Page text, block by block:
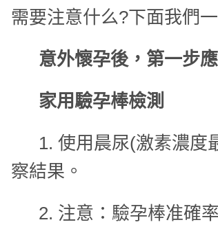
需要注意什么?下面我們
意外懷孕後，第一步
家用驗孕棒檢測
1. 使用晨尿(激素濃度
察結果。
2. 注意：驗孕棒准確